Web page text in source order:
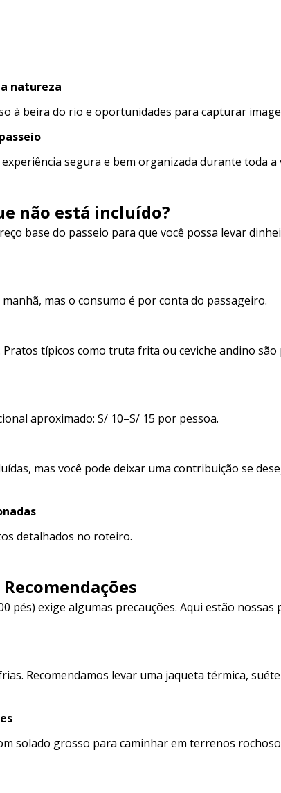
natureza
à beira do rio e oportunidades para capturar
segura e bem organizada durante toda a
não está incluído?
base do passeio para que você possa levar
mas o consumo é por conta do passageiro.
típicos como truta frita ou ceviche andino são
aproximado: S/ 10–S/ 15 por pessoa.
mas você pode deixar uma contribuição se
detalhados no roteiro.
Recomendações
pés) exige algumas precauções. Aqui estão nossas
Recomendamos levar uma jaqueta térmica,
solado grosso para caminhar em terrenos